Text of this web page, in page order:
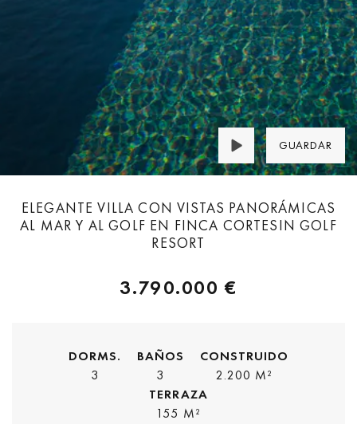
GUARDAR
ELEGANTE VILLA CON VISTAS PANORÁMICAS
AL MAR Y AL GOLF EN FINCA CORTESIN GOLF
RESORT
3.790.000 €
DORMS.
3
BAÑOS
3
CONSTRUIDO
2.200 M²
TERRAZA
155 M²